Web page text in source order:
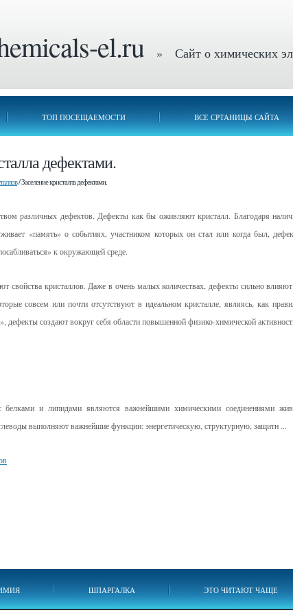
el.ru » Сайт о химических
ТОП ПОСЕЩАЕМОСТИ ВСЕ СРТАНИЦЫ САЙТА
дефектами.
/ Заселение кристалла дефектами.
различных дефектов. Дефекты как бы оживляют кристалл. Благодаря
«память» о событиях, участником которых он стал или когда был,
к окружающей среде.
свойства кристаллов. Даже в очень малых количествах, дефекты сильно
совсем или почти отсутствуют в идеальном кристалле, являясь, как
дефекты создают вокруг себя области повышенной физико-химической
и липидами являются важнейшими химическими соединениями
выполняют важнейшие функции: энергетическую, структурную, защитн ...
ШПАРГАЛКА ЭТО ЧИТАЮТ ЧАЩЕ